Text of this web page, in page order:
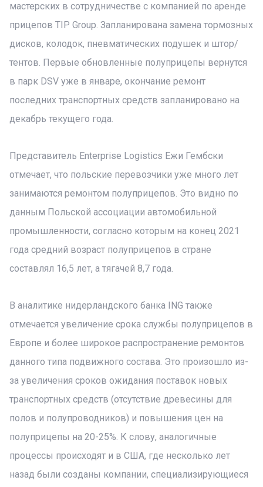
мастерских в сотрудничестве с компанией по аренде
прицепов TIP Group. Запланирована замена тормозных
дисков, колодок, пневматических подушек и штор/
тентов. Первые обновленные полуприцепы вернутся
в парк DSV уже в январе, окончание ремонт
последних транспортных средств запланировано на
декабрь текущего года.
Представитель Enterprise Logistics Ежи Гембски
отмечает, что польские перевозчики уже много лет
занимаются ремонтом полуприцепов. Это видно по
данным Польской ассоциации автомобильной
промышленности, согласно которым на конец 2021
года средний возраст полуприцепов в стране
составлял 16,5 лет, а тягачей 8,7 года.
В аналитике нидерландского банка ING также
отмечается увеличение срока службы полуприцепов в
Европе и более широкое распространение ремонтов
данного типа подвижного состава. Это произошло из-
за увеличения сроков ожидания поставок новых
транспортных средств (отсутствие древесины для
полов и полупроводников) и повышения цен на
полуприцепы на 20-25%. К слову, аналогичные
процессы происходят и в США, где несколько лет
назад были созданы компании, специализирующиеся